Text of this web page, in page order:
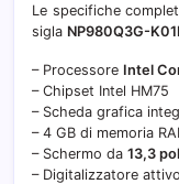
Le specifiche
sigla NP980Q3G-
– Processore Intel
– Chipset Intel HM75
– Scheda grafica
– 4 GB di memoria
– Schermo da 13,3
– Digitalizzatore